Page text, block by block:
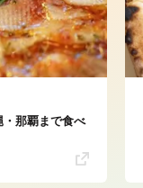
那覇まで食べ